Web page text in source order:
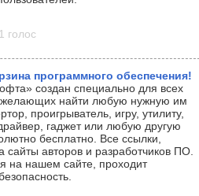
1 голос
программного обеспечения!
создан специально для всех
желающих найти любую нужную им
проигрыватель, игру, утилиту,
гаджет или любую другую
бесплатно. Все ссылки,
авторов и разработчиков ПО.
на нашем сайте, проходит